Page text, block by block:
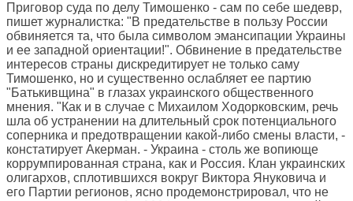
Приговор суда по делу Тимошенко - сам по себе шедевр,
пишет журналистка: "В предательстве в пользу России
обвиняется та, что была символом эмансипации Украины
и ее западной ориентации!". Обвинение в предательстве
интересов страны дискредитирует не только саму
Тимошенко, но и существенно ослабляет ее партию
"Батькивщина" в глазах украинского общественного
мнения. "Как и в случае с Михаилом Ходорковским, речь
шла об устранении на длительный срок потенциального
соперника и предотвращении какой-либо смены власти, -
констатирует Акерман. - Украина - столь же вопиюще
коррумпированная страна, как и Россия. Клан украинских
олигархов, сплотившихся вокруг Виктора Януковича и
его Партии регионов, ясно продемонстрировал, что не